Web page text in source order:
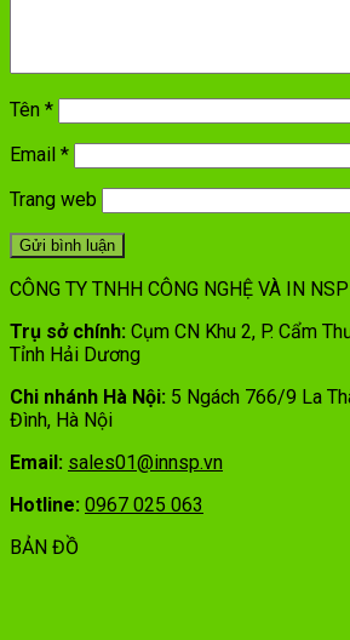
Tên *
Email *
Trang web
CÔNG TY TNHH CÔNG NGHỆ VÀ IN NSP
Trụ sở chính: Cụm CN Khu 2, P. Cẩm
Tỉnh Hải Dương
Chi nhánh Hà Nội: 5 Ngách 766/9 La
Đình, Hà Nội
Email: sales01@innsp.vn
Hotline: 0967 025 063
BẢN ĐỒ